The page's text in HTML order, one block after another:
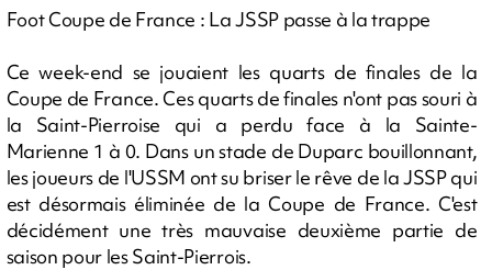
Foot Coupe de France : La JSSP passe à la trappe
Ce week-end se jouaient les quarts de finales de la
Coupe de France. Ces quarts de finales n'ont pas souri à
la Saint-Pierroise qui a perdu face à la Sainte-
Marienne 1 à 0. Dans un stade de Duparc bouillonnant,
les joueurs de l'USSM ont su briser le rêve de la JSSP qui
est désormais éliminée de la Coupe de France. C'est
décidément une très mauvaise deuxième partie de
saison pour les Saint-Pierrois.